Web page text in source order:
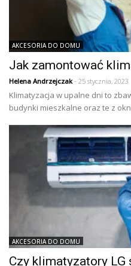
AKCESORIA DO DOMU
Jak zamontować
Helena Andrzejczak- 25 stycznia, 2023
Klimatyzacja w upalne dni to
budynki mieszkalne oraz te z
AKCESORIA DO DOMU
Czy klimatyzatory LG